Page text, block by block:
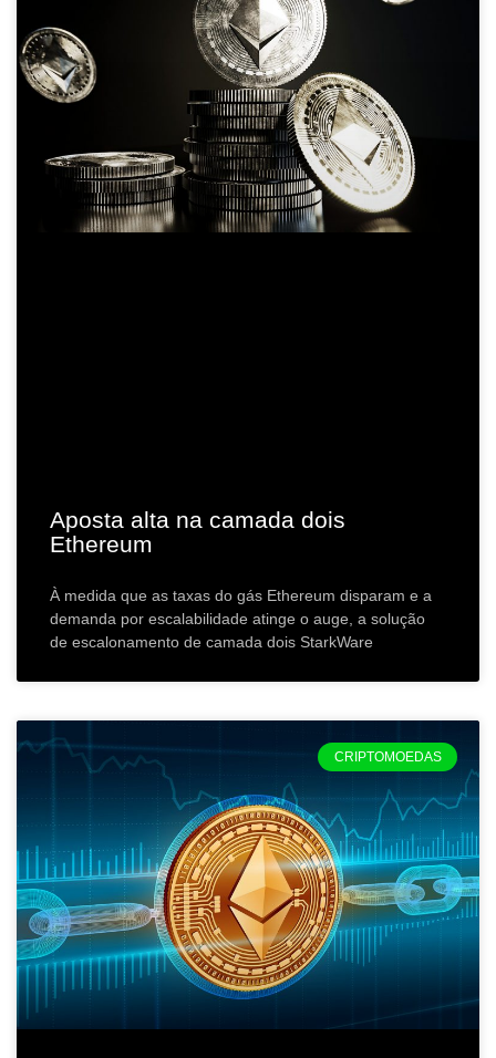
Aposta alta na camada dois
Ethereum
À medida que as taxas do gás Ethereum disparam e a
demanda por escalabilidade atinge o auge, a solução
de escalonamento de camada dois StarkWare
CRIPTOMOEDAS